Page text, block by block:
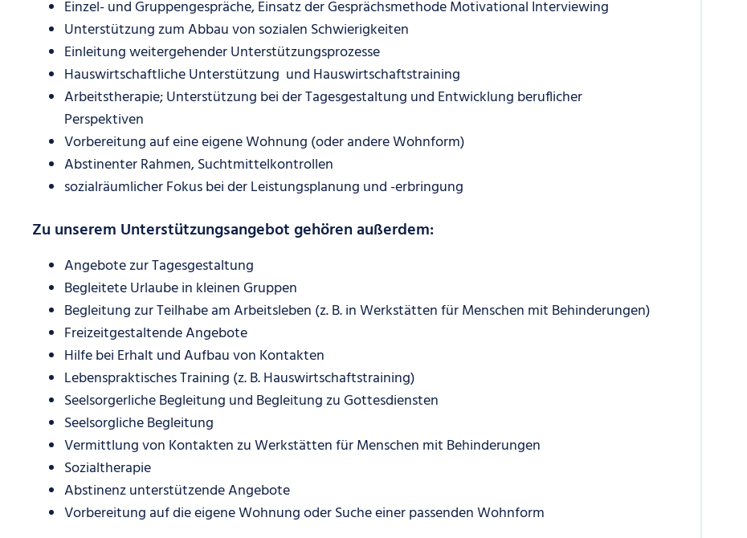
Einzel- und Gruppengespräche, Einsatz der Gesprächsmethode Motivational Interviewing
Unterstützung zum Abbau von sozialen Schwierigkeiten
Einleitung weitergehender Unterstützungsprozesse
Hauswirtschaftliche Unterstützung und Hauswirtschaftstraining
Arbeitstherapie; Unterstützung bei der Tagesgestaltung und Entwicklung beruflicher
Perspektiven
Vorbereitung auf eine eigene Wohnung (oder andere Wohnform)
Abstinenter Rahmen, Suchtmittelkontrollen
sozialräumlicher Fokus bei der Leistungsplanung und -erbringung
Zu unserem Unterstützungsangebot gehören außerdem:
Angebote zur Tagesgestaltung
Begleitete Urlaube in kleinen Gruppen
Begleitung zur Teilhabe am Arbeitsleben (z. B. in Werkstätten für Menschen mit Behinderungen)
Freizeitgestaltende Angebote
Hilfe bei Erhalt und Aufbau von Kontakten
Lebenspraktisches Training (z. B. Hauswirtschaftstraining)
Seelsorgerliche Begleitung und Begleitung zu Gottesdiensten
Seelsorgliche Begleitung
Vermittlung von Kontakten zu Werkstätten für Menschen mit Behinderungen
Sozialtherapie
Abstinenz unterstützende Angebote
Vorbereitung auf die eigene Wohnung oder Suche einer passenden Wohnform